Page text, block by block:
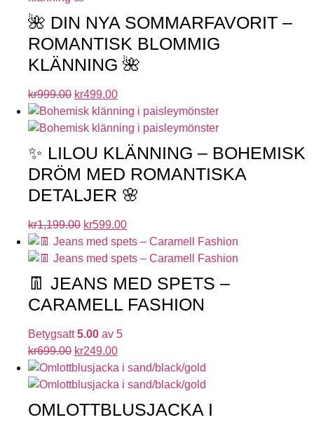
🌺 DIN NYA SOMMARFAVORIT –
ROMANTISK BLOMMIG
KLÄNNING 🌺
kr999.00 kr499.00
✨ LILOU KLÄNNING – BOHEMISK
DRÖM MED ROMANTISKA
DETALJER 🌸
kr1,199.00 kr599.00
👖 JEANS MED SPETS –
CARAMELL FASHION
Betygsatt5.00 av 5
kr699.00 kr249.00
OMLOTTBLUSJACKA I